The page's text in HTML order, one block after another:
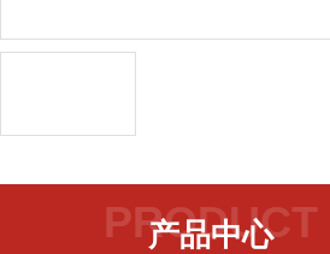
PRODUCT
产品中心